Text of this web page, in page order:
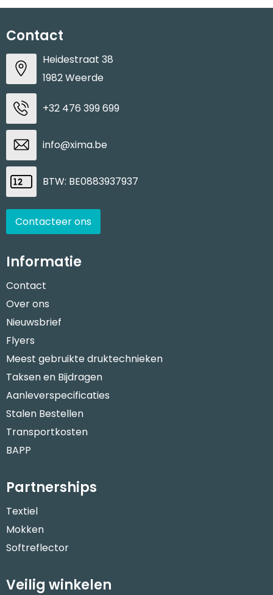
Contact
Heidestraat 38
1982 Weerde
+32 476 399 699
info@xima.be
BTW: BE0883937937
Contacteer ons
Informatie
Contact
Over ons
Nieuwsbrief
Flyers
Meest gebruikte druktechnieken
Taksen en Bijdragen
Aanleverspecificaties
Stalen Bestellen
Transportkosten
BAPP
Partnerships
Textiel
Mokken
Softreflector
Veilig winkelen